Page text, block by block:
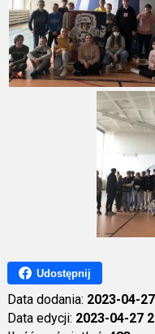
Udostępnij
Data dodania: 2023-04-
Data edycji: 2023-04-27